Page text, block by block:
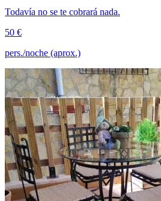
Todavía no se te cobrará nada.
50 €
pers./noche (aprox.)